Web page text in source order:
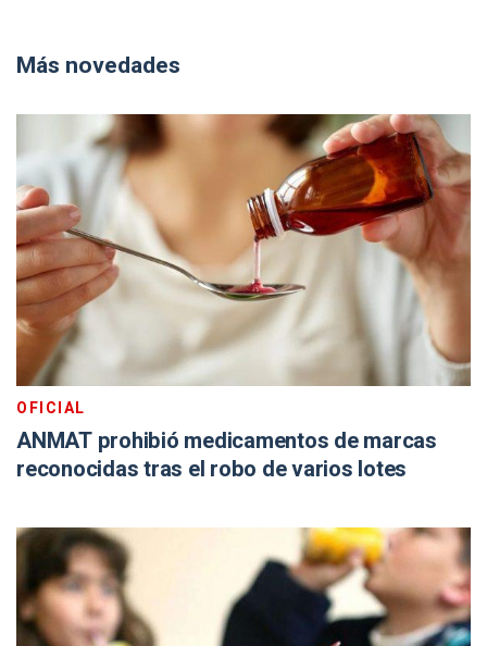
Más novedades
OFICIAL
ANMAT prohibió medicamentos de marcas
reconocidas tras el robo de varios lotes